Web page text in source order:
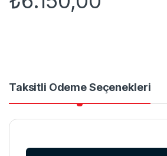
Taksitli Ödeme Seçenekleri